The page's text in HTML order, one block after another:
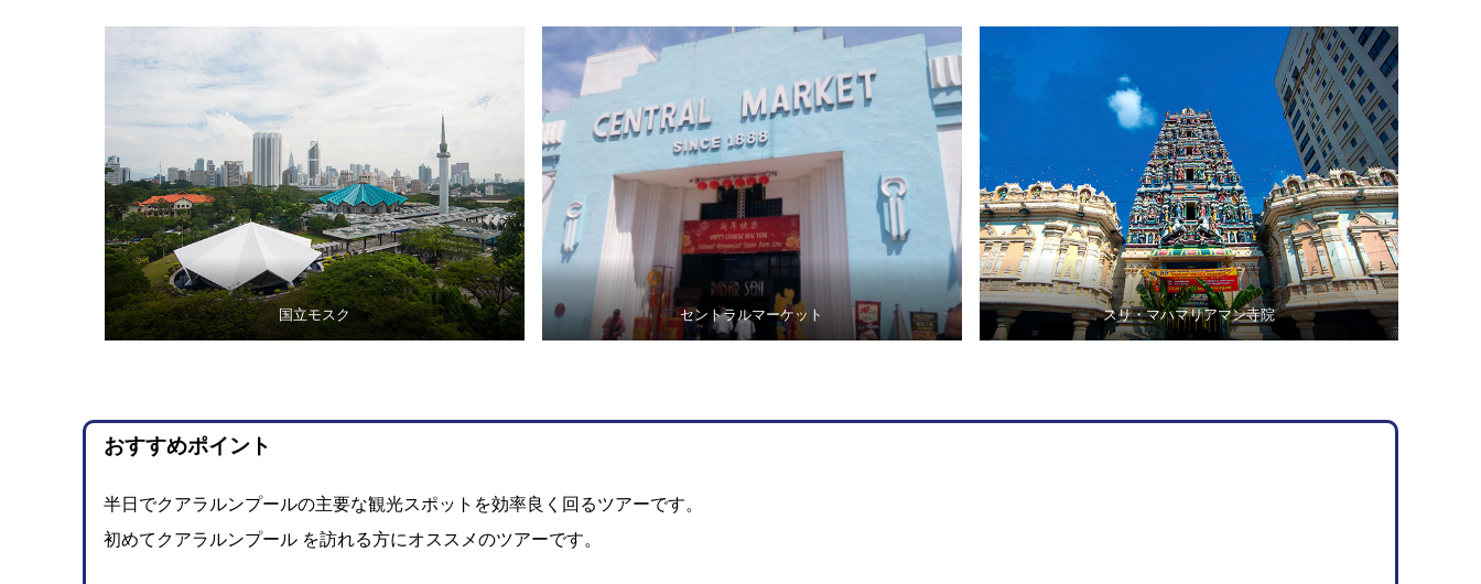
国立モスク セントラルマーケット スリ・マハマリアマン寺院
おすすめポイント
半日でクアラルンプールの主要な観光スポットを効率良く回るツアーです。
初めてクアラルンプール を訪れる方にオススメのツアーです。